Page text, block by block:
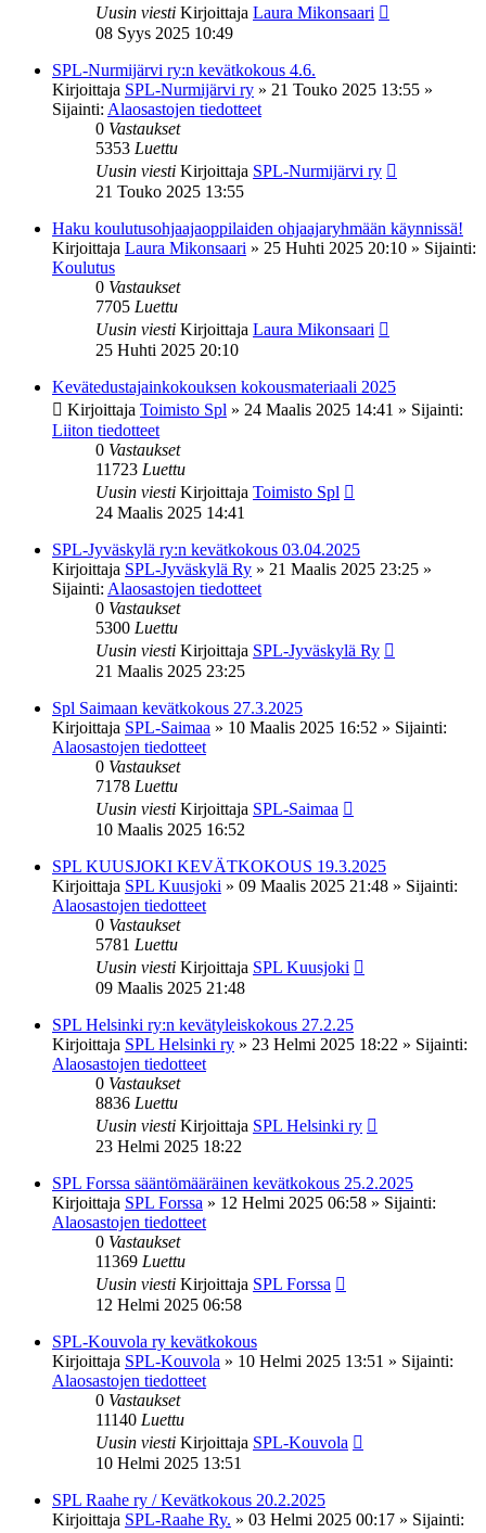
Uusin viesti Kirjoittaja Laura Mikonsaari
08 Syys 2025 10:49
SPL-Nurmijärvi ry:n kevätkokous 4.6.
Kirjoittaja SPL-Nurmijärvi ry » 21 Touko 2025 13:55 »
Sijainti: Alaosastojen tiedotteet
0 Vastaukset
5353 Luettu
Uusin viesti Kirjoittaja SPL-Nurmijärvi ry
21 Touko 2025 13:55
Haku koulutusohjaajaoppilaiden ohjaajaryhmään käynnissä!
Kirjoittaja Laura Mikonsaari » 25 Huhti 2025 20:10 » Sijainti:
Koulutus
0 Vastaukset
7705 Luettu
Uusin viesti Kirjoittaja Laura Mikonsaari
25 Huhti 2025 20:10
Kevätedustajainkokouksen kokousmateriaali 2025
Kirjoittaja Toimisto Spl » 24 Maalis 2025 14:41 » Sijainti:
Liiton tiedotteet
0 Vastaukset
11723 Luettu
Uusin viesti Kirjoittaja Toimisto Spl
24 Maalis 2025 14:41
SPL-Jyväskylä ry:n kevätkokous 03.04.2025
Kirjoittaja SPL-Jyväskylä Ry » 21 Maalis 2025 23:25 »
Sijainti: Alaosastojen tiedotteet
0 Vastaukset
5300 Luettu
Uusin viesti Kirjoittaja SPL-Jyväskylä Ry
21 Maalis 2025 23:25
Spl Saimaan kevätkokous 27.3.2025
Kirjoittaja SPL-Saimaa » 10 Maalis 2025 16:52 » Sijainti:
Alaosastojen tiedotteet
0 Vastaukset
7178 Luettu
Uusin viesti Kirjoittaja SPL-Saimaa
10 Maalis 2025 16:52
SPL KUUSJOKI KEVÄTKOKOUS 19.3.2025
Kirjoittaja SPL Kuusjoki » 09 Maalis 2025 21:48 » Sijainti:
Alaosastojen tiedotteet
0 Vastaukset
5781 Luettu
Uusin viesti Kirjoittaja SPL Kuusjoki
09 Maalis 2025 21:48
SPL Helsinki ry:n kevätyleiskokous 27.2.25
Kirjoittaja SPL Helsinki ry » 23 Helmi 2025 18:22 » Sijainti:
Alaosastojen tiedotteet
0 Vastaukset
8836 Luettu
Uusin viesti Kirjoittaja SPL Helsinki ry
23 Helmi 2025 18:22
SPL Forssa sääntömääräinen kevätkokous 25.2.2025
Kirjoittaja SPL Forssa » 12 Helmi 2025 06:58 » Sijainti:
Alaosastojen tiedotteet
0 Vastaukset
11369 Luettu
Uusin viesti Kirjoittaja SPL Forssa
12 Helmi 2025 06:58
SPL-Kouvola ry kevätkokous
Kirjoittaja SPL-Kouvola » 10 Helmi 2025 13:51 » Sijainti:
Alaosastojen tiedotteet
0 Vastaukset
11140 Luettu
Uusin viesti Kirjoittaja SPL-Kouvola
10 Helmi 2025 13:51
SPL Raahe ry / Kevätkokous 20.2.2025
Kirjoittaja SPL-Raahe Ry. » 03 Helmi 2025 00:17 » Sijainti: